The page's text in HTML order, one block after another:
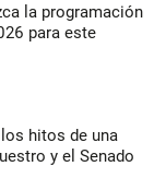
la programación
para este
hitos de una
y el Senado